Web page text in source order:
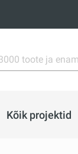
Kõik projektid